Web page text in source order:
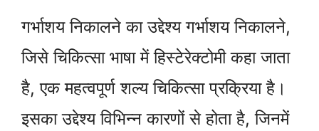
गर्भाशय निकालने का उद्देश्य गर्भाशय निकालने,
जिसे चिकित्सा भाषा में हिस्टेरेक्टोमी कहा जाता
है, एक महत्वपूर्ण शल्य चिकित्सा प्रक्रिया है।
इसका उद्देश्य विभिन्न कारणों से होता है, जिनमें